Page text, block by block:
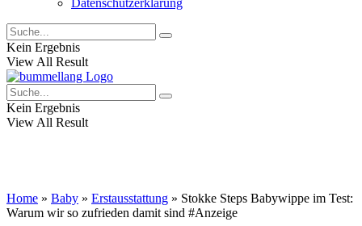
Datenschutzerklärung
Kein Ergebnis
View All Result
Kein Ergebnis
View All Result
Home » Baby » Erstausstattung » Stokke Steps Babywippe im Test:
Warum wir so zufrieden damit sind #Anzeige